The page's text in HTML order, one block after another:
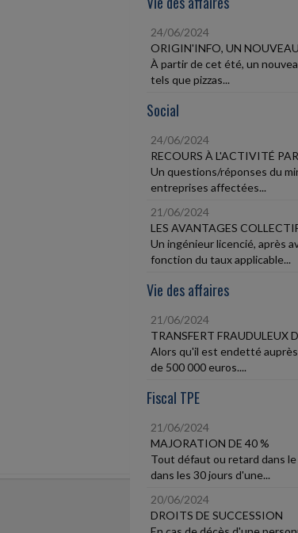
24/06/2024
ORIGIN'INFO, UN
À partir de cet été, un
tels que pizzas...
Social
24/06/2024
RECOURS À L'ACTIVITÉ
Un questions/réponses du
entreprises affectées...
21/06/2024
LES AVANTAGES
Un ingénieur licencié, après
fonction du taux applicable...
Vie des affaires
21/06/2024
TRANSFERT FRAUDULEUX
Alors qu'il est endetté
de 500 000 euros....
Fiscal TPE
21/06/2024
MAJORATION DE 40 %
Tout défaut ou retard dans
dans les 30 jours d'une...
20/06/2024
DROITS DE SUCCESSION